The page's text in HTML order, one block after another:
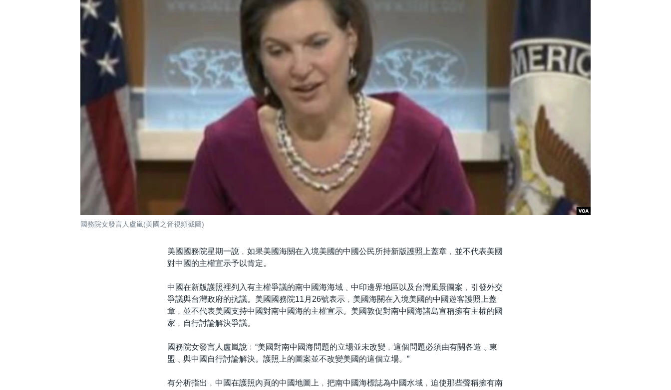
國務院女發言人盧嵐(美國之音視頻截圖)
美國國務院星期一說﹐如果美國海關在入境美國的中國公民所持新版護照上蓋章﹐並不代表美國
對中國的主權宣示予以肯定。
中國在新版護照裡列入有主權爭議的南中國海海域﹑中印邊界地區以及台灣風景圖案﹐引發外交
爭議與台灣政府的抗議。美國國務院11月26號表示﹐美國海關在入境美國的中國遊客護照上蓋
章﹐並不代表美國支持中國對南中國海的主權宣示。美國敦促對南中國海諸島宣稱擁有主權的國
家﹐自行討論解決爭議。
國務院女發言人盧嵐說﹕“美國對南中國海問題的立場並未改變﹐這個問題必須由有關各造﹑東
盟﹑與中國自行討論解決。護照上的圖案並不改變美國的這個立場。”
有分析指出﹐中國在護照內頁的中國地圖上﹐把南中國海標誌為中國水域﹐迫使那些聲稱擁有南